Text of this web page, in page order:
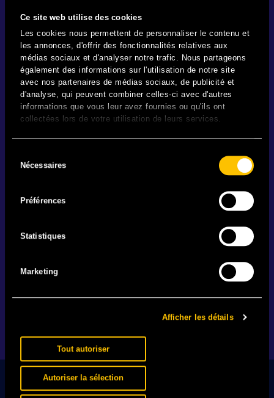
Ce site web utilise des cookies
Les cookies nous permettent de personnaliser le contenu et
les annonces, d'offrir des fonctionnalités relatives aux
médias sociaux et d'analyser notre trafic. Nous partageons
également des informations sur l'utilisation de notre site
avec nos partenaires de médias sociaux, de publicité et
d'analyse, qui peuvent combiner celles-ci avec d'autres
informations que vous leur avez fournies ou qu'ils ont
collectées lors de votre utilisation de leurs services.
duNécessaires
Préférences
Statistiques
Marketing
Afficher les détails
Tout autoriser
Autoriser la sélection
IL EST BEAU MON MAILLOT
EN SAVOIR +
… 89